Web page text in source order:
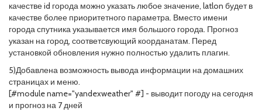
качестве id города можно указать любое значение, latlon будет в
качестве более приоритетного параметра. Вместо имени
города спутника указывается имя большого города. Прогноз
указан на город, соответсвующий коорданатам. Перед
установкой обновления нужно полностью удалить плагин.
5)Добавлена возможность вывода информации на домашних
страницах и меню.
[#module name="yandexweather" #] - выводит погоду на сегодня
и прогноз на 7 дней